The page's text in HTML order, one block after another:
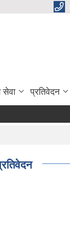
सेवा प्रतिवेदन